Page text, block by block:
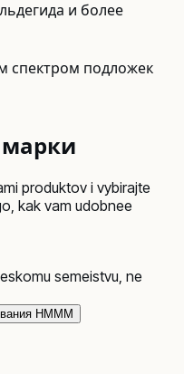
и более
спектром подложек
марки
produktov i vybirajte
kak vam udobnee
semeistvu, ne
HMMM